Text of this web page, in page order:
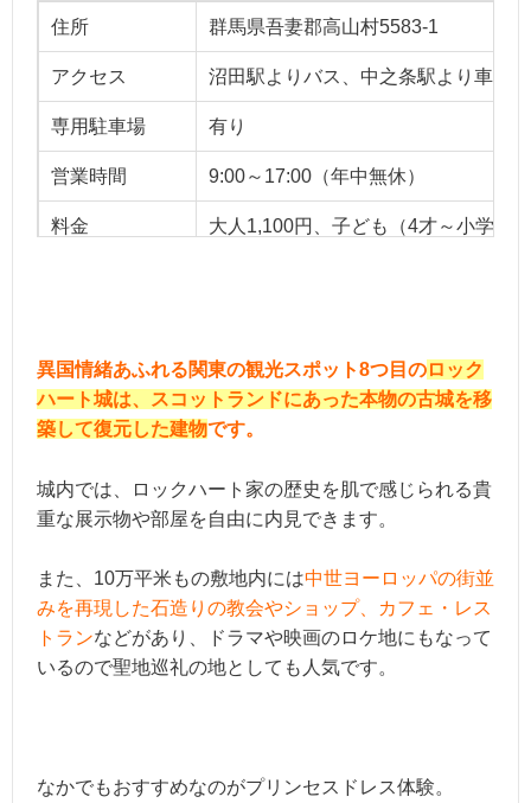
住所 群馬県吾妻郡高山村5583-1
アクセス 沼田駅よりバス、中之条駅より車、
専用駐車場 有り
営業時間 9:00～17:00（年中無休）
料金 大人1,100円、子ども（4才～小学生
異国情緒あふれる関東の観光スポット8つ目のロック
ハート城は、スコットランドにあった本物の古城を移
築して復元した建物です。
城内では、ロックハート家の歴史を肌で感じられる貴
重な展示物や部屋を自由に内見できます。
また、10万平米もの敷地内には中世ヨーロッパの街並
みを再現した石造りの教会やショップ、カフェ・レス
トランなどがあり、ドラマや映画のロケ地にもなって
いるので聖地巡礼の地としても人気です。
なかでもおすすめなのがプリンセスドレス体験。